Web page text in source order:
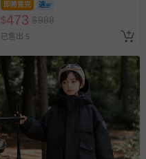
即將售完
$473 $988
已售出 5